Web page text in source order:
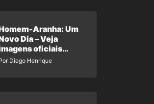
Aranha: Um
Dia – Veja
oficiais
do Hulk
Diego Henrique